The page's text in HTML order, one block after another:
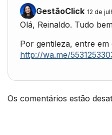
GestãoClick 12 de
Olá, Reinaldo. Tudo
Por gentileza, entre
http://wa.me/
Os comentários estão